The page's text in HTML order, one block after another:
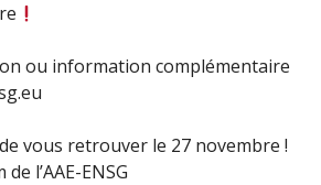
ou information complémentaire
vous retrouver le 27 novembre !
l’AAE-ENSG